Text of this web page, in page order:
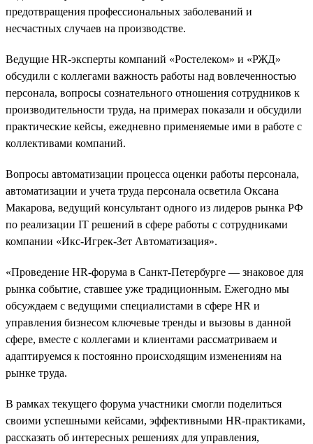
предотвращения профессиональных заболеваний и
несчастных случаев на производстве.
Ведущие HR-эксперты компаний «Ростелеком» и «РЖД»
обсудили с коллегами важность работы над вовлеченностью
персонала, вопросы сознательного отношения сотрудников к
производительности труда, на примерах показали и обсудили
практические кейсы, ежедневно применяемые ими в работе с
коллективами компаний.
Вопросы автоматизации процесса оценки работы персонала,
автоматизации и учета труда персонала осветила Оксана
Макарова, ведущий консультант одного из лидеров рынка РФ
по реализации IT решений в сфере работы с сотрудниками
компании «Икс-Игрек-Зет Автоматизация».
«Проведение HR-форума в Санкт-Петербурге — знаковое для
рынка событие, ставшее уже традиционным. Ежегодно мы
обсуждаем с ведущими специалистами в сфере HR и
управления бизнесом ключевые тренды и вызовы в данной
сфере, вместе с коллегами и клиентами рассматриваем и
адаптируемся к постоянно происходящим изменениям на
рынке труда.
В рамках текущего форума участники смогли поделиться
своими успешными кейсами, эффективными HR-практиками,
рассказать об интересных решениях для управления,